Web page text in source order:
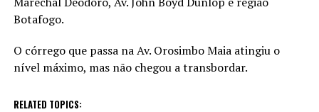
Botafogo.
O córrego que passa na Av. Orosimbo Maia atingiu o
nível máximo, mas não chegou a transbordar.
RELATED TOPICS: